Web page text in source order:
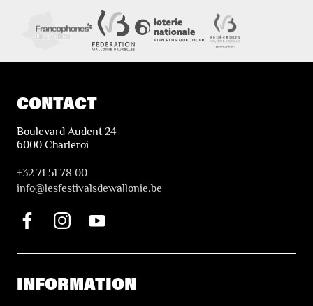
CONTACT
Boulevard Audent 24
6000 Charleroi
+32 71 51 78 00
info@lesfestivalsdewallonie.be
INFORMATION